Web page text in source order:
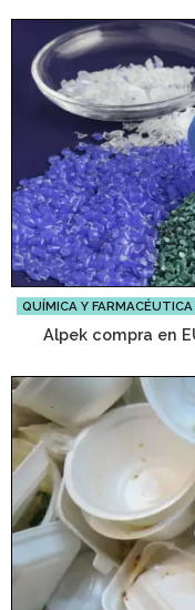
QUÍMICA Y FARMACÉUTICA
Alpek compra en